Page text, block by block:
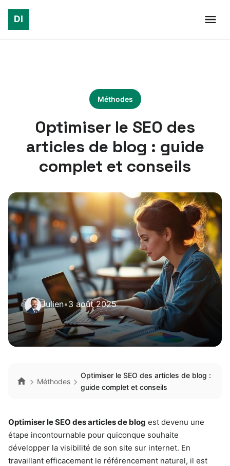
Méthodes
Optimiser le SEO des
articles de blog : guide
complet et conseils
Julien•3 août 2025
Méthodes
Optimiser le SEO des articles de blog :
guide complet et conseils
Optimiser le SEO des articles de blog est devenu une
étape incontournable pour quiconque souhaite
développer la visibilité de son site sur internet. En
travaillant efficacement le référencement naturel, il est